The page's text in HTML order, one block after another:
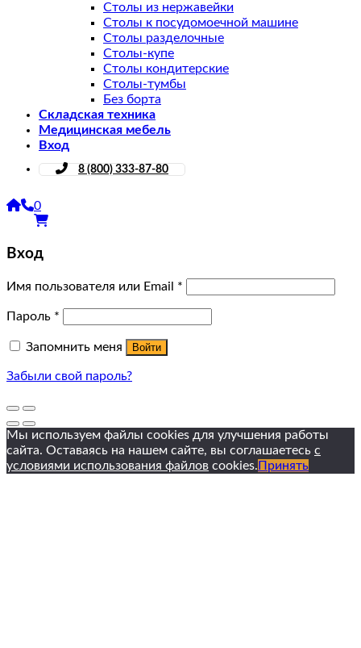
Столы из нержавейки
Столы к посудомоечной машине
Столы разделочные
Столы-купе
Столы кондитерские
Столы-тумбы
Без борта
Складская техника
Медицинская мебель
Вход
8 (800) 333-87-80
0
Вход
Имя пользователя или Email *
Пароль *
Запомнить меня Войти
Забыли свой пароль?
Мы используем файлы cookies для улучшения работы
сайта. Оставаясь на нашем сайте, вы соглашаетесь с
условиями использования файлов cookies. Принять